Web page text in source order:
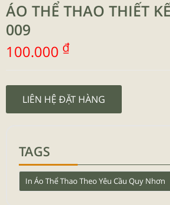
ÁO THỂ THAO THIẾT
009
100.000 ₫
LIÊN HỆ ĐẶT HÀNG
TAGS
In Áo Thể Thao Theo Yêu Cầu Quy Nhơn